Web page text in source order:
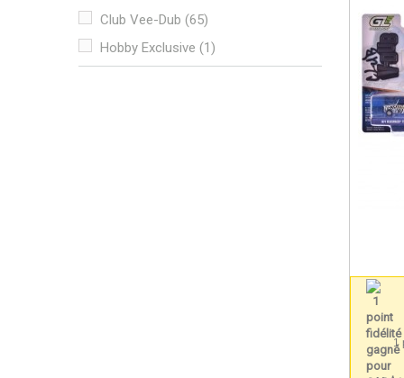
Club Vee-Dub (65)
Hobby Exclusive (1)
1